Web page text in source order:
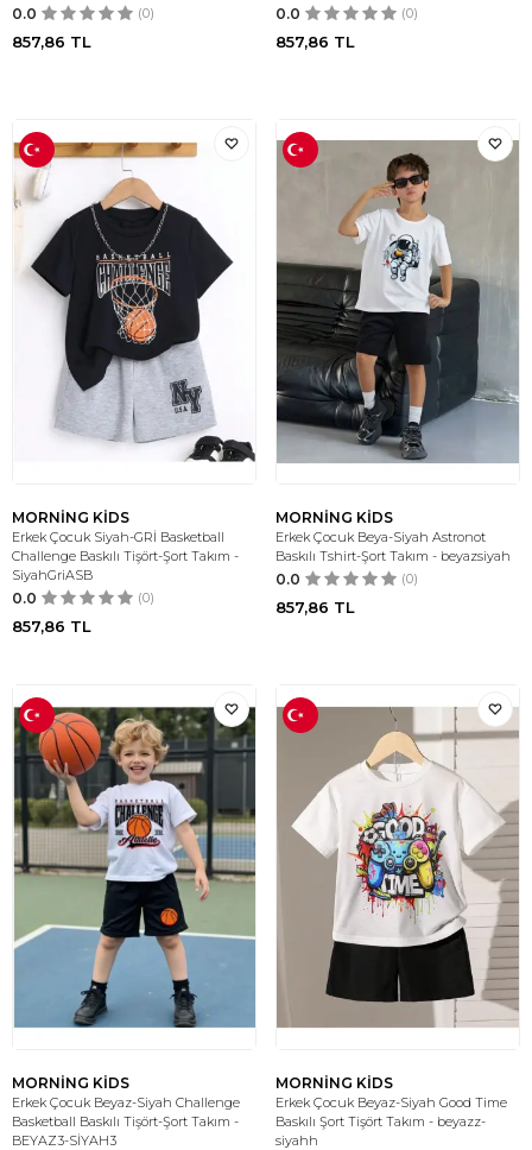
0.0 (0)
857,86 TL
0.0 (0)
857,86 TL
MORNİNG KİDS
Erkek Çocuk Siyah-GRİ Basketball
Challenge Baskılı Tişört-Şort Takım -
SiyahGriASB
0.0 (0)
857,86 TL
MORNİNG KİDS
Erkek Çocuk Beya-Siyah Astronot
Baskılı Tshirt-Şort Takım - beyazsiyah
0.0 (0)
857,86 TL
MORNİNG KİDS
Erkek Çocuk Beyaz-Siyah Challenge
Basketball Baskılı Tişört-Şort Takım -
BEYAZ3-SİYAH3
MORNİNG KİDS
Erkek Çocuk Beyaz-Siyah Good Time
Baskılı Şort Tişört Takım - beyazz-
siyahh